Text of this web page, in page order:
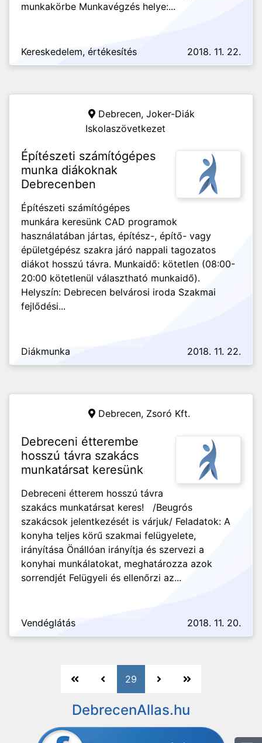
munkakörbe Munkavégzés helye:...
Kereskedelem, értékesítés 2018. 11. 22.
Debrecen, Joker-Diák
Iskolaszövetkezet
Építészeti számítógépes
munka diákoknak
Debrecenben
Építészeti számítógépes
munkára keresünk CAD programok
használatában jártas, építész-, építő- vagy
épületgépész szakra járó nappali tagozatos
diákot hosszú távra. Munkaidő: kötetlen (08:00-
20:00 kötetlenül választható munkaidő).
Helyszín: Debrecen belvárosi iroda Szakmai
fejlődési...
Diákmunka 2018. 11. 22.
Debrecen, Zsoró Kft.
Debreceni étterembe
hosszú távra szakács
munkatársat keresünk
Debreceni étterem hosszú távra
szakács munkatársat keres! /Beugrós
szakácsok jelentkezését is várjuk/ Feladatok: A
konyha teljes körű szakmai felügyelete,
irányítása Önállóan irányítja és szervezi a
konyhai munkálatokat, meghatározza azok
sorrendjét Felügyeli és ellenőrzi az...
Vendéglátás 2018. 11. 20.
29
DebrecenAllas.hu